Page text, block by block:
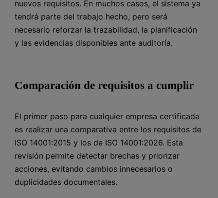
nuevos requisitos. En muchos casos, el sistema ya
tendrá parte del trabajo hecho, pero será
necesario reforzar la trazabilidad, la planificación
y las evidencias disponibles ante auditoría.
Comparación de requisitos a cumplir
El primer paso para cualquier empresa certificada
es realizar una comparativa entre los requisitos de
ISO 14001:2015 y los de ISO 14001:2026. Esta
revisión permite detectar brechas y priorizar
acciones, evitando cambios innecesarios o
duplicidades documentales.